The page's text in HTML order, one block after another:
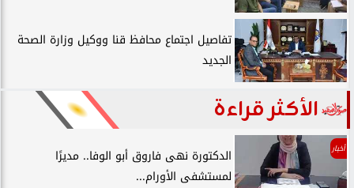
تفاصيل اجتماع محافظ قنا ووكيل وزارة الصحة
الجديد
الأكثر قراءة
أخبار
الدكتورة نهى فاروق أبو الوفا.. مديرًا
لمستشفى الأورام...